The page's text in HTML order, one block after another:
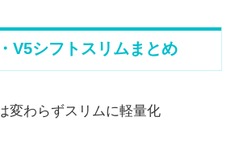
V5シフトスリムまとめ
変わらずスリムに軽量化